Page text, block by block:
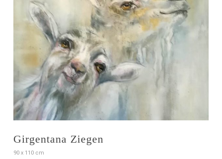
Girgentana Ziegen
90 x 110 cm